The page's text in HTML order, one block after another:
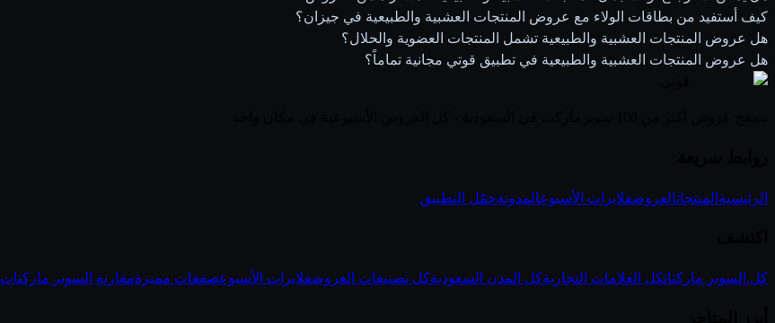
كيف أستفيد من بطاقات الولاء مع عروض المنتجات العشبية والطبيعية في جيزان؟
هل عروض المنتجات العشبية والطبيعية تشمل المنتجات العضوية والحلال؟
هل عروض المنتجات العشبية والطبيعية في تطبيق قوتي مجانية تماماً؟
الرئيسية المنتجاتالعروضفلايرات الأسبوعالمدونةحمّل التطبيق
كل السوبر ماركتاتكل العلامات التجاريةكل المدن السعوديةكل تصنيفات العروضفلايرات الأسبوعصفقات مميزةمقارنة السوبر ماركتات